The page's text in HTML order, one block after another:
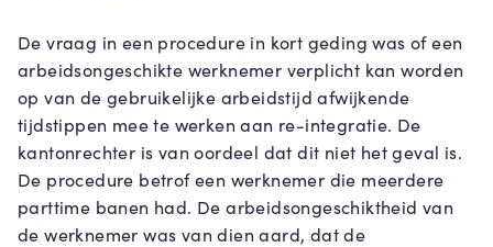
De vraag in een procedure in kort geding was of een
arbeidsongeschikte werknemer verplicht kan worden
op van de gebruikelijke arbeidstijd afwijkende
tijdstippen mee te werken aan re-integratie. De
kantonrechter is van oordeel dat dit niet het geval is.
De procedure betrof een werknemer die meerdere
parttime banen had. De arbeidsongeschiktheid van
de werknemer was van dien aard, dat de